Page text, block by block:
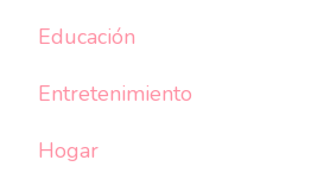
Educación
Entretenimiento
Hogar